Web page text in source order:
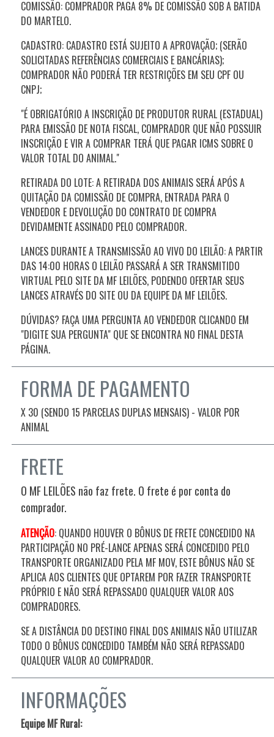
COMISSÃO: COMPRADOR PAGA 8% DE COMISSÃO SOB A BATIDA
DO MARTELO.
CADASTRO: CADASTRO ESTÁ SUJEITO A APROVAÇÃO; (SERÃO
SOLICITADAS REFERÊNCIAS COMERCIAIS E BANCÁRIAS);
COMPRADOR NÃO PODERÁ TER RESTRIÇÕES EM SEU CPF OU
CNPJ;
"É OBRIGATÓRIO A INSCRIÇÃO DE PRODUTOR RURAL (ESTADUAL)
PARA EMISSÃO DE NOTA FISCAL, COMPRADOR QUE NÃO POSSUIR
INSCRIÇÃO E VIR A COMPRAR TERÁ QUE PAGAR ICMS SOBRE O
VALOR TOTAL DO ANIMAL."
RETIRADA DO LOTE: A RETIRADA DOS ANIMAIS SERÁ APÓS A
QUITAÇÃO DA COMISSÃO DE COMPRA, ENTRADA PARA O
VENDEDOR E DEVOLUÇÃO DO CONTRATO DE COMPRA
DEVIDAMENTE ASSINADO PELO COMPRADOR.
LANCES DURANTE A TRANSMISSÃO AO VIVO DO LEILÃO: A PARTIR
DAS 14:00 HORAS O LEILÃO PASSARÁ A SER TRANSMITIDO
VIRTUAL PELO SITE DA MF LEILÕES, PODENDO OFERTAR SEUS
LANCES ATRAVÉS DO SITE OU DA EQUIPE DA MF LEILÕES.
DÚVIDAS? FAÇA UMA PERGUNTA AO VENDEDOR CLICANDO EM
"DIGITE SUA PERGUNTA" QUE SE ENCONTRA NO FINAL DESTA
PÁGINA.
FORMA DE PAGAMENTO
X 30 (SENDO 15 PARCELAS DUPLAS MENSAIS) - VALOR POR
ANIMAL
FRETE
O MF LEILÕES não faz frete. O frete é por conta do
comprador.
ATENÇÃO: QUANDO HOUVER O BÔNUS DE FRETE CONCEDIDO NA
PARTICIPAÇÃO NO PRÉ-LANCE APENAS SERÁ CONCEDIDO PELO
TRANSPORTE ORGANIZADO PELA MF MOV, ESTE BÔNUS NÃO SE
APLICA AOS CLIENTES QUE OPTAREM POR FAZER TRANSPORTE
PRÓPRIO E NÃO SERÁ REPASSADO QUALQUER VALOR AOS
COMPRADORES.
SE A DISTÂNCIA DO DESTINO FINAL DOS ANIMAIS NÃO UTILIZAR
TODO O BÔNUS CONCEDIDO TAMBÉM NÃO SERÁ REPASSADO
QUALQUER VALOR AO COMPRADOR.
INFORMAÇÕES
Equipe MF Rural: